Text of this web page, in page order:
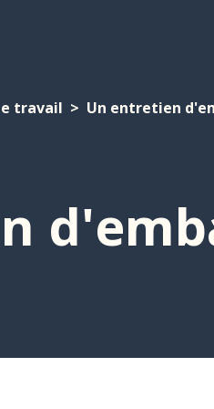
travail Un entretien